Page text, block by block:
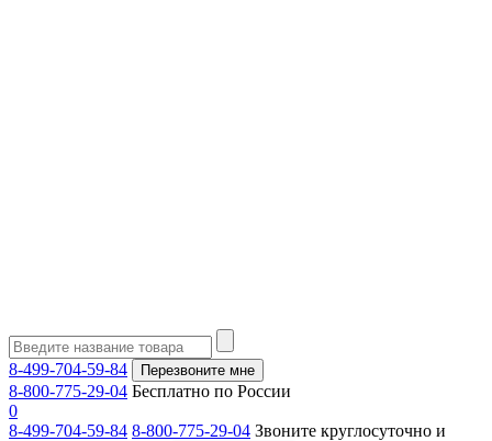
8-499-704-59-84 Перезвоните мне
8-800-775-29-04 Бесплатно по России
0
8-499-704-59-84 8-800-775-29-04 Звоните круглосуточно и